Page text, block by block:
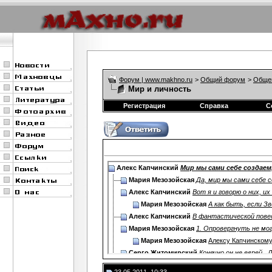
Форум | www.makhno.ru > Общий форум >
Мир и личность
Регистрация Справка
Алекс Капчинский Мир мы сами себе
Мария Мезозойская Да, мир мы сами себе
Алекс Капчинский Вот я и говорю о них,
Мария Мезозойская А как быть, если
Алекс Капчинский В фантастической
Мария Мезозойская 1. Опровергнуть не
Мария Мезозойская Алексу Капчинскому
Серго Житомирский Конечно он не
Мария Мезозойская Судя по его